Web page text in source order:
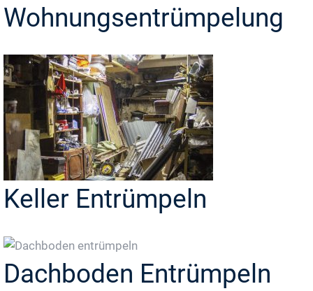
Wohnungsentrümpelung
Keller Entrümpeln
Dachboden Entrümpeln